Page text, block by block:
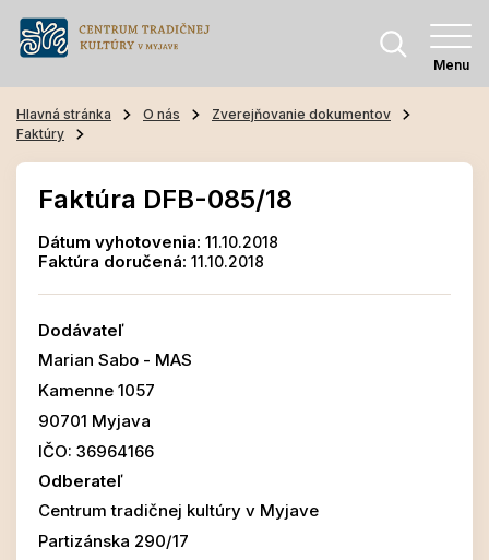
Menu
Hlavná stránka O nás
Zverejňovanie dokumentov
Faktúry
Faktúra DFB-085/18
Dátum vyhotovenia: 11.10.2018
Faktúra doručená: 11.10.2018
Dodávateľ
Marian Sabo - MAS
Kamenne 1057
90701 Myjava
IČO: 36964166
Odberateľ
Centrum tradičnej kultúry v Myjave
Partizánska 290/17